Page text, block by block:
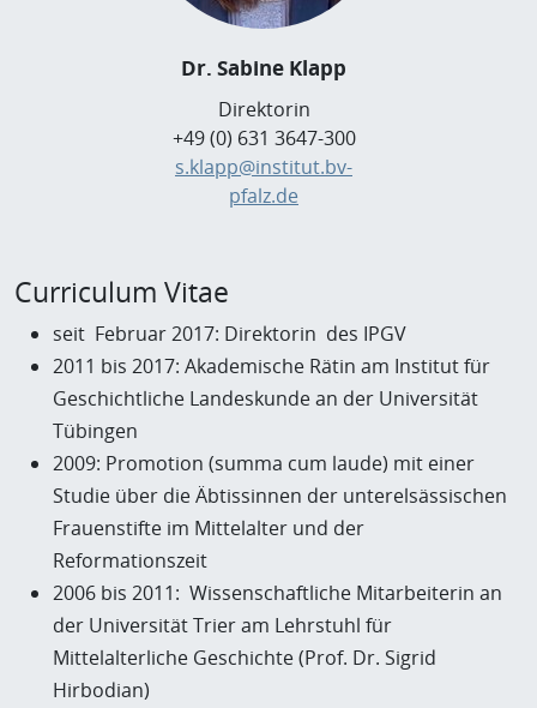
Dr. Sabine Klapp
Direktorin
+49 (0) 631 3647-300
s.klapp@institut.bv-
pfalz.de
Curriculum Vitae
seit Februar 2017: Direktorin des IPGV
2011 bis 2017: Akademische Rätin am Institut für
Geschichtliche Landeskunde an der Universität
Tübingen
2009: Promotion (summa cum laude) mit einer
Studie über die Äbtissinnen der unterelsässischen
Frauenstifte im Mittelalter und der
Reformationszeit
2006 bis 2011: Wissenschaftliche Mitarbeiterin an
der Universität Trier am Lehrstuhl für
Mittelalterliche Geschichte (Prof. Dr. Sigrid
Hirbodian)